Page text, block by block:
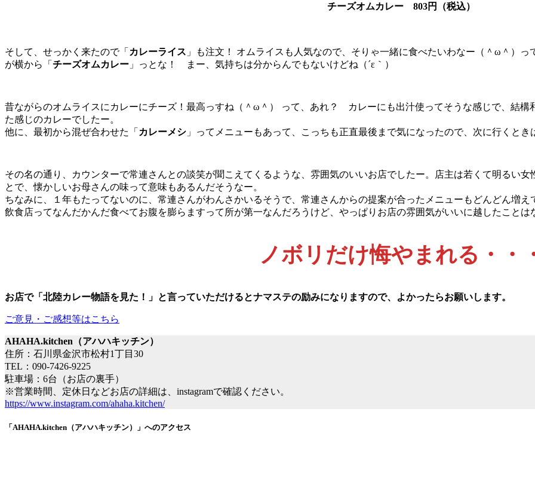
チーズオムカレー 803円（税込）
そして、せっかく来たので「 カレーライス 」も注文！ オムライスも人気なので、そりゃ一緒に食べたいわなー（＾ω＾）っ
が横から「 チーズオムカレー 」っとな！ まー、気持ちは分からんでもないけどね（´ε｀）
昔ながらのオムライスにカレーにチーズ！最高っすね（＾ω＾） って、あれ？ カレーにも出汁使ってそうな感じで、結構
た感じのカレーでしたー。
他に、最初から混ぜ合わせた「 カレーメシ 」ってメニューもあって、こっちも正直最後まで気になったので、次に行くと
その名の通り、カウンターで常連さんとの談笑が聞こえてくるような、雰囲気のいいお店でしたー。店主は若くて明るい
とで、懐かしいお母さんの味って意味もあるんだそうなー。
ちなみに、１年もたってないのに、常連さんがわんさかいるそうで、常連さんからの提案が合ったメニューもどんどん増
飲食店ってなんだかんだ食べてお腹を膨らますって所が第一なんだろうけど、やっぱりお店の雰囲気がいいに越したこと
ノボリだけ悔やまれる・・
お店で「北陸カレー物語を見た！ 」 と言っていただけるとナマステの励みになりますので、よかったらお願いします。
ご意見・ご感想等はこちら
AHAHA.kitchen（アハハキッチン）
住所：石川県金沢市松村1丁目30
TEL：090-7426-9225
駐車場：6台（お店の裏手）
※営業時間、定休日などお店の詳細は、instagramで確認ください。
https://www.instagram.com/ahaha.kitchen/
「AHAHA.kitchen（アハハキッチン）」へのアクセス